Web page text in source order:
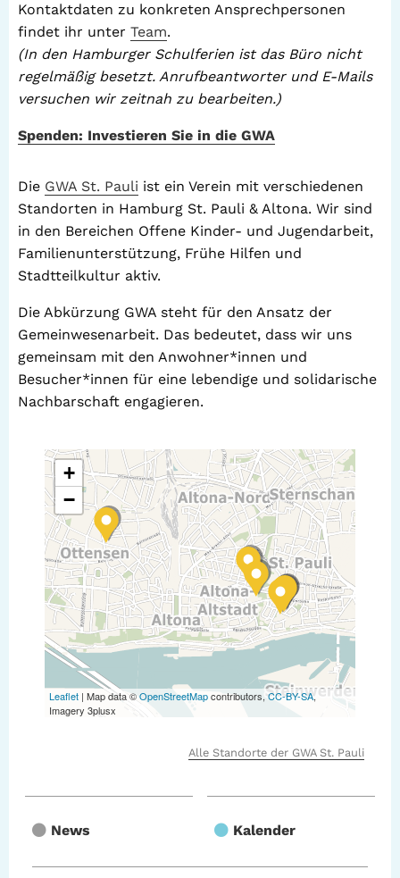
Kontaktdaten zu konkreten Ansprechpersonen
findet ihr unter Team.
(In den Hamburger Schulferien ist das Büro nicht
regelmäßig besetzt. Anrufbeantworter und E-Mails
versuchen wir zeitnah zu bearbeiten.)
Spenden: Investieren Sie in die GWA
Die GWA St. Pauli ist ein Verein mit verschiedenen
Standorten in Hamburg St. Pauli & Altona. Wir sind
in den Bereichen Offene Kinder- und Jugendarbeit,
Familienunterstützung, Frühe Hilfen und
Stadtteilkultur aktiv.
Die Abkürzung GWA steht für den Ansatz der
Gemeinwesenarbeit. Das bedeutet, dass wir uns
gemeinsam mit den Anwohner*innen und
Besucher*innen für eine lebendige und solidarische
Nachbarschaft engagieren.
+
−
Leaflet | Map data ©OpenStreetMapcontributors, CC-BY-SA,
Imagery 3plusx
Alle Standorte der GWA St. Pauli
News Kalender